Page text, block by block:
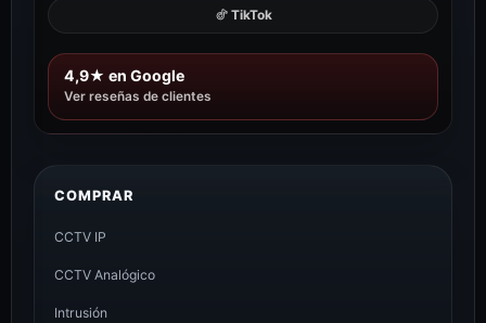
TikTok
4,9★ en Google
Ver reseñas de clientes
COMPRAR
CCTV IP
CCTV Analógico
Intrusión